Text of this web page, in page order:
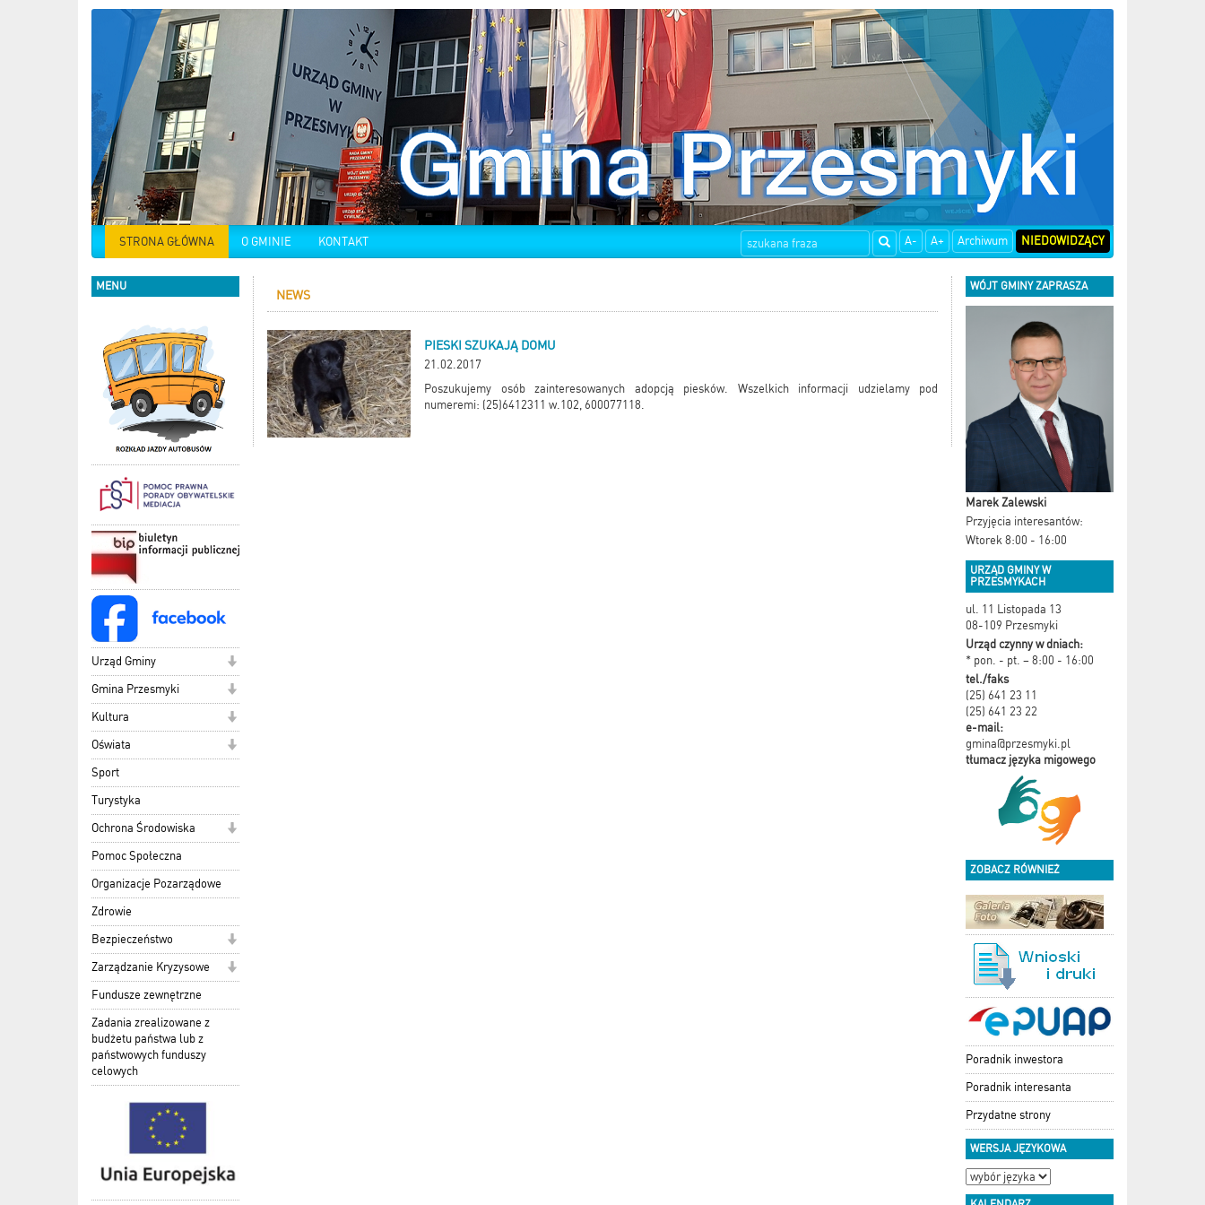
STRONA GŁÓWNA O GMINIE KONTAKT A- A+ Archiwum NIEDOWIDZĄCY
MENU
Urząd Gminy
Gmina Przesmyki
Kultura
Oświata
Sport
Turystyka
Ochrona Środowiska
Pomoc Społeczna
Organizacje Pozarządowe
Zdrowie
Bezpieczeństwo
Zarządzanie Kryzysowe
Fundusze zewnętrzne
Zadania zrealizowane z
budżetu państwa lub z
państwowych funduszy
celowych
NEWS
PIESKI SZUKAJĄ DOMU
21.02.2017
Poszukujemy osób zainteresowanych adopcją piesków. Wszelkich informacji udzielamy pod
numeremi: (25)6412311 w.102, 600077118.
WÓJT GMINY ZAPRASZA
Marek Zalewski
Przyjęcia interesantów:
Wtorek 8:00 - 16:00
URZĄD GMINY W
PRZESMYKACH
ul. 11 Listopada 13
08-109 Przesmyki
Urząd czynny w dniach:
* pon. - pt. – 8:00 - 16:00
tel./faks
(25) 641 23 11
(25) 641 23 22
e-mail:
gmina@przesmyki.pl
tłumacz języka migowego
ZOBACZ RÓWNIEŻ
Poradnik inwestora
Poradnik interesanta
Przydatne strony
WERSJA JĘZYKOWA